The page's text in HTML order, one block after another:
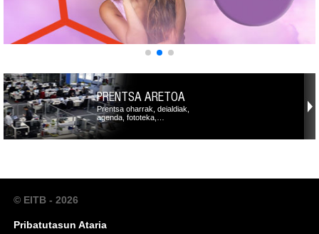
PRENTSA ARETOA
Prentsa oharrak, deialdiak,
agenda, fototeka,…
© EITB - 2026
Pribatutasun Ataria